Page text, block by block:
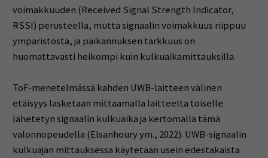
voimakkuuden (Received Signal Strength Indicator,
RSSI) perusteella, mutta signaalin voimakkuus riippuu
ympäristöstä, ja paikannuksen tarkkuus on
huomattavasti heikompi kuin kulkuaikamittauksilla.
ToF-menetelmässä kahden UWB-laitteen välinen
etäisyys lasketaan mittaamalla laitteelta toiselle
lähetetyn signaalin kulkuaika ja kertomalla tämä
valonnopeudella (Elsanhoury ym., 2022). UWB-signaalin
kulkuajan mittauksessa käytetään usein edestakaista